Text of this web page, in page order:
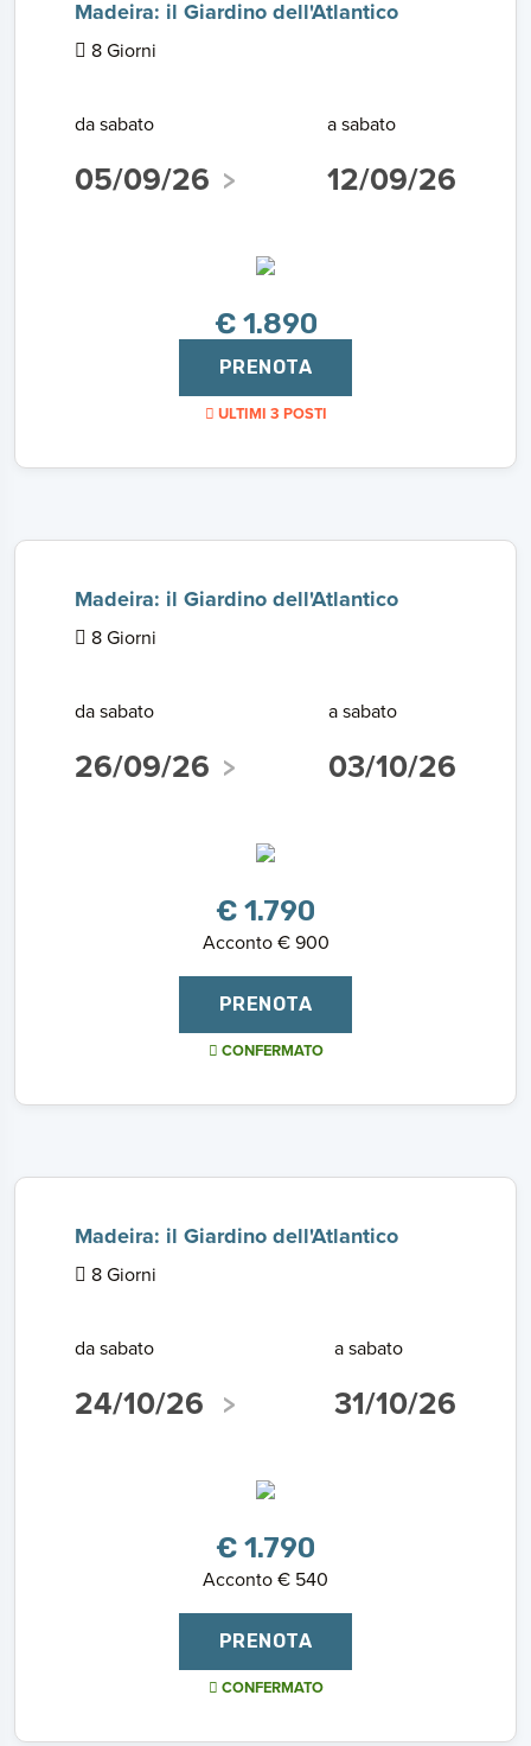
Madeira: il Giardino dell'Atlantico
8 Giorni
da sabato
05/09/26
a sabato
12/09/26
€ 1.890
PRENOTA
ULTIMI 3 POSTI
Madeira: il Giardino dell'Atlantico
8 Giorni
da sabato
26/09/26
a sabato
03/10/26
€ 1.790
Acconto € 900
PRENOTA
CONFERMATO
Madeira: il Giardino dell'Atlantico
8 Giorni
da sabato
24/10/26
a sabato
31/10/26
€ 1.790
Acconto € 540
PRENOTA
CONFERMATO